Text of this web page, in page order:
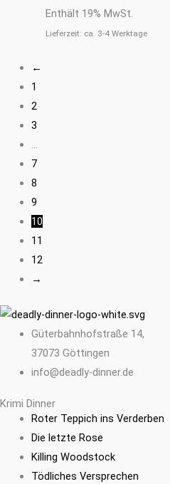
Enthält 19% MwSt.
Lieferzeit: ca. 3-4 Werktage
←
1
2
3
…
7
8
9
10
11
12
→
Güterbahnhofstraße 14,
37073 Göttingen
info@deadly-dinner.de
Krimi Dinner
Roter Teppich ins Verderben
Die letzte Rose
Killing Woodstock
Tödliches Versprechen